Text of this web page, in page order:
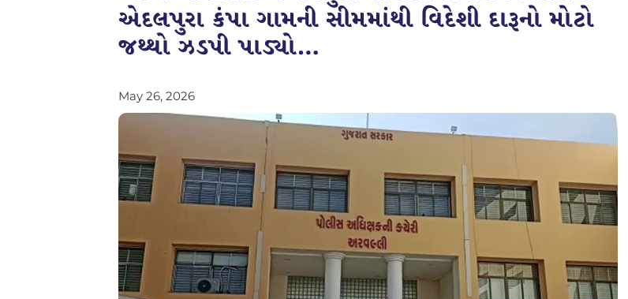
એદલપુરા કંપા ગામની સીમમાંથી વિદેશી દારૂનો મોટો
જથ્થો ઝડપી પાડ્યો…
May 26, 2026